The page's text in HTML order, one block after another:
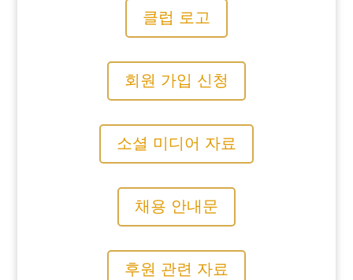
클럽 로고
회원 가입 신청
소셜 미디어 자료
채용 안내문
후원 관련 자료